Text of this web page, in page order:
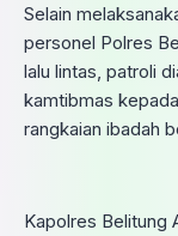
Selain
personel Polres
lalu lintas, patroli
kamtibmas
rangkaian ibadah
Kapolres Belitung